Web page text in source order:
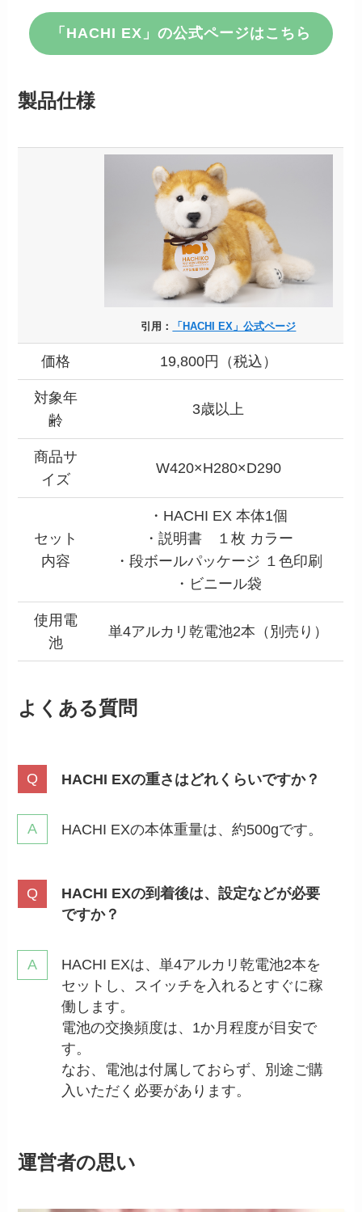
「HACHI EX」の公式ページはこちら
製品仕様
引用： 「HACHI EX」公式ページ
価格 19,800円（税込）
対象年
齢
3歳以上
商品サ
イズ
W420×H280×D290
セット
内容
・HACHI EX 本体1個
・説明書 １枚 カラー
・段ボールパッケージ １色印刷
・ビニール袋
使用電
池
単4アルカリ乾電池2本（別売り）
よくある質問
HACHI EXの重さはどれくらいですか？
HACHI EXの本体重量は、約500gです。
HACHI EXの到着後は、設定などが必要
ですか？
HACHI EXは、単4アルカリ乾電池2本を
セットし、スイッチを入れるとすぐに稼
働します。
電池の交換頻度は、1か月程度が目安で
す。
なお、電池は付属しておらず、別途ご購
入いただく必要があります。
運営者の思い